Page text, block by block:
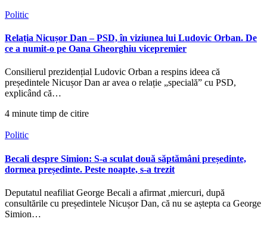
Politic
Relația Nicușor Dan – PSD, în viziunea lui Ludovic Orban. De
ce a numit-o pe Oana Gheorghiu vicepremier
Consilierul prezidențial Ludovic Orban a respins ideea că
președintele Nicușor Dan ar avea o relație „specială” cu PSD,
explicând că…
4 minute timp de citire
Politic
Becali despre Simion: S-a sculat două săptămâni președinte,
dormea președinte. Peste noapte, s-a trezit
Deputatul neafiliat George Becali a afirmat ,miercuri, după
consultările cu președintele Nicușor Dan, că nu se aștepta ca George
Simion…